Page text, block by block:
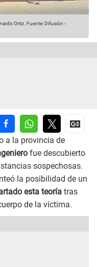
Ortiz. Fuente: Difusión -
a la provincia de
fue descubierto
sospechosas.
la posibilidad de un
esta teoría tras
de la víctima.